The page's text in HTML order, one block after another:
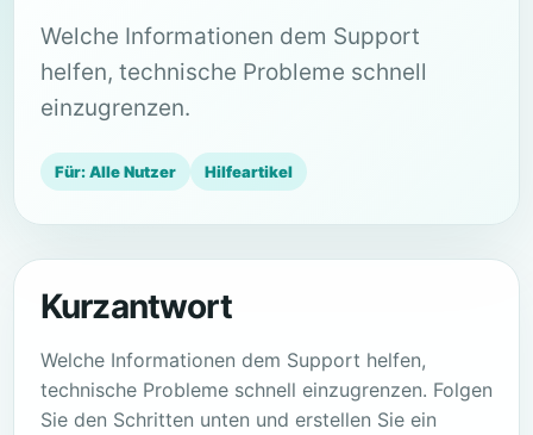
Welche Informationen dem Support
helfen, technische Probleme schnell
einzugrenzen.
Für: Alle Nutzer Hilfeartikel
Kurzantwort
Welche Informationen dem Support helfen,
technische Probleme schnell einzugrenzen. Folgen
Sie den Schritten unten und erstellen Sie ein